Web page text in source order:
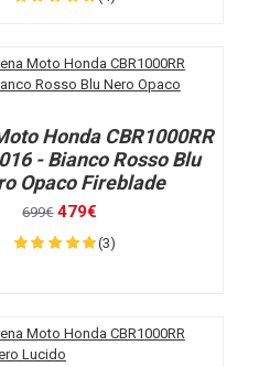
Honda CBR1000RR
- Bianco Rosso Blu
Opaco Fireblade
699€ 479€
(3)